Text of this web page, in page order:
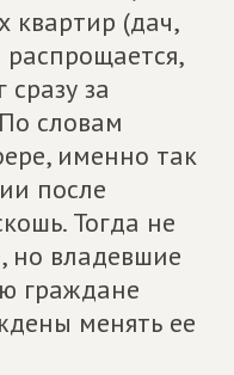
квартир (дач,
за
словам
именно так
после
Тогда не
но владевшие
граждане
менять ее